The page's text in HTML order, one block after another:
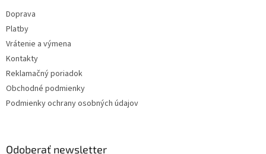
Doprava
Platby
Vrátenie a výmena
Kontakty
Reklamačný poriadok
Obchodné podmienky
Podmienky ochrany osobných údajov
Odoberať newsletter